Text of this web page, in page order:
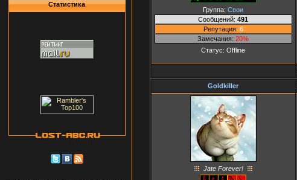
Статистика
Группа: Свои
Сообщений: 491
Репутация: 6
Замечания: 20%
Статус: Offline
Goldkiller
Jate Forever!